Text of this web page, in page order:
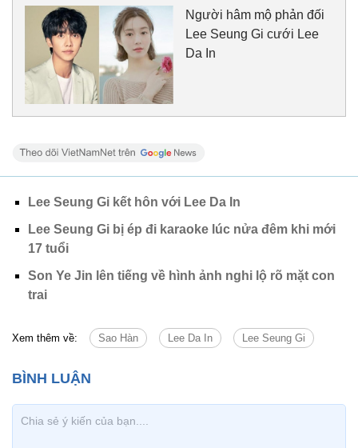
Người hâm mộ phản đối
Lee Seung Gi cưới Lee
Da In
Lee Seung Gi kết hôn với Lee Da In
Lee Seung Gi bị ép đi karaoke lúc nửa đêm khi mới
17 tuổi
Son Ye Jin lên tiếng về hình ảnh nghi lộ rõ mặt con
trai
Xem thêm về: Sao Hàn Lee Da In Lee Seung Gi